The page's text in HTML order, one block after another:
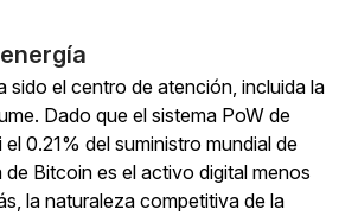
sido el centro de atención, incluida la
Dado que el sistema PoW de
0.21% del suministro mundial de
de Bitcoin es el activo digital menos
la naturaleza competitiva de la